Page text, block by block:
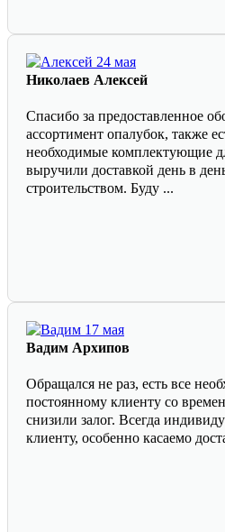
Николаев Алексей
Спасибо за предоставленное
ассортимент опалубок, также
необходимые комплектующие
выручили доставкой день в
строительством. Буду ...
Вадим Архипов
Обращался не раз, есть все
постоянному клиенту со
снизили залог. Всегда
клиенту, особенно касаемо